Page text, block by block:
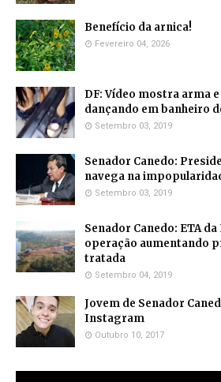
Benefício da arnica!
Fevereiro 04, 2026
DF: Vídeo mostra arma
dançando em banheiro
Setembro 03, 2019
Senador Canedo:
navega na
Setembro 03, 2019
Senador Canedo: ETA
operação aumentando
tratada
Setembro 04, 2019
Jovem de Senador
Instagram
Outubro 10, 2017